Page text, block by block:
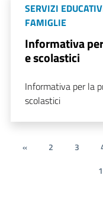
SERVIZI
FAMIGLIE
Informativa
e scolastici
Informativa per la
scolastici
« 2 3